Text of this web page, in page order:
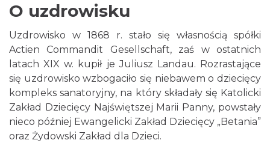
O uzdrowisku
Uzdrowisko w 1868 r. stało się własnością spółki
Actien Commandit Gesellschaft, zaś w ostatnich
latach XIX w. kupił je Juliusz Landau. Rozrastające
się uzdrowisko wzbogaciło się niebawem o dziecięcy
kompleks sanatoryjny, na który składały się Katolicki
Zakład Dziecięcy Najświętszej Marii Panny, powstały
nieco później Ewangelicki Zakład Dziecięcy „Betania”
oraz Żydowski Zakład dla Dzieci.